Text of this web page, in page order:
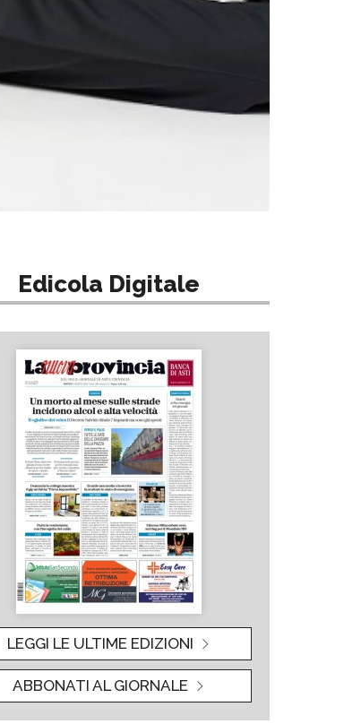
Edicola Digitale
LEGGI LE ULTIME EDIZIONI
ABBONATI AL GIORNALE